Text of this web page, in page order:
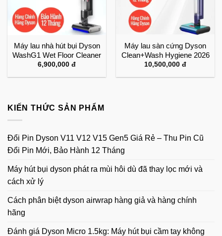
Máy lau nhà hút bụi Dyson
WashG1 Wet Floor Cleaner
6,900,000 đ
Máy lau sàn cứng Dyson
Clean+Wash Hygiene 2026
10,500,000 đ
KIẾN THỨC SẢN PHẨM
Đổi Pin Dyson V11 V12 V15 Gen5 Giá Rẻ – Thu Pin Cũ
Đổi Pin Mới, Bảo Hành 12 Tháng
Máy hút bụi dyson phát ra mùi hôi dù đã thay lọc mới và
cách xử lý
Cách phân biệt dyson airwrap hàng giả và hàng chính
hãng
Đánh giá Dyson Micro 1.5kg: Máy hút bụi cầm tay không